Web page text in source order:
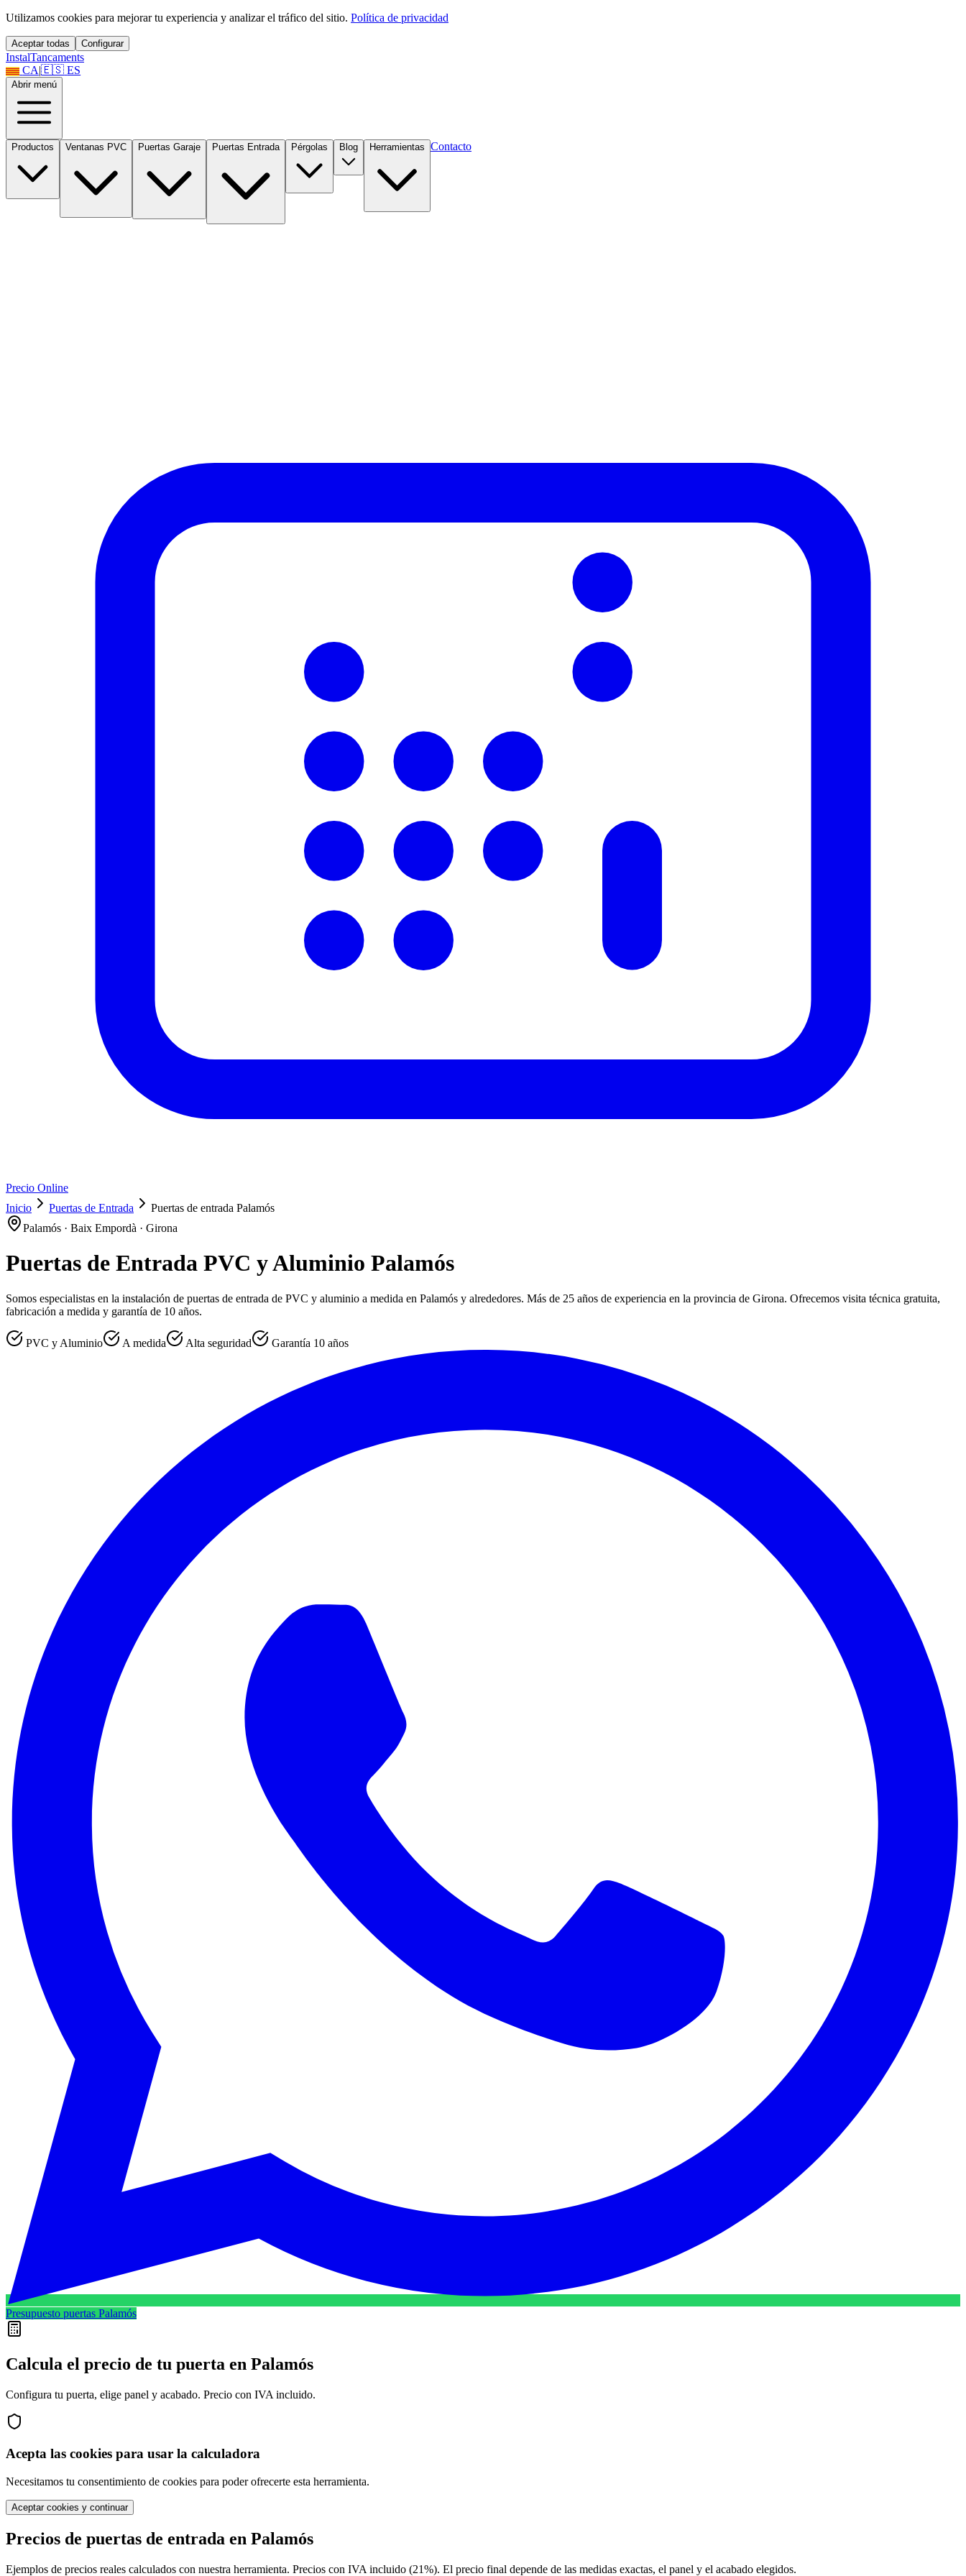
Utilizamos cookies para mejorar tu experiencia y analizar el tráfico del sitio. Política de privacidad
Aceptar todas Configurar
InstalTancaments
CA|🇪🇸 ES
Abrir menú
Productos Ventanas PVC Puertas Garaje Puertas Entrada Pérgolas Blog Herramientas Contacto
Precio Online
Inicio
Puertas de Entrada
Puertas de entrada Palamós
Palamós · Baix Empordà · Girona
Puertas de Entrada PVC y Aluminio Palamós
Somos especialistas en la instalación de puertas de entrada de PVC y aluminio a medida en Palamós y alrededores. Más de 25 años de experiencia en la provincia de Girona. Ofrecemos visita técnica gratuita,
fabricación a medida y garantía de 10 años.
PVC y Aluminio A medida Alta seguridad Garantía 10 años
Presupuesto puertas Palamós
Calcula el precio de tu puerta en Palamós
Configura tu puerta, elige panel y acabado. Precio con IVA incluido.
Acepta las cookies para usar la calculadora
Necesitamos tu consentimiento de cookies para poder ofrecerte esta herramienta.
Aceptar cookies y continuar
Precios de puertas de entrada en Palamós
Ejemplos de precios reales calculados con nuestra herramienta. Precios con IVA incluido (21%). El precio final depende de las medidas exactas, el panel y el acabado elegidos.